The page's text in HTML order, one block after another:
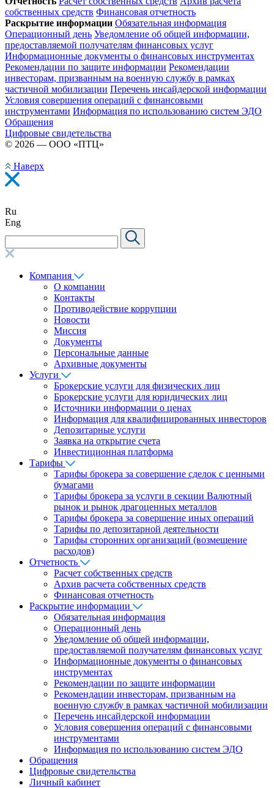
собственных средств Финансовая отчетность
Раскрытие информации Обязательная информация
Операционный день Уведомление об общей информации,
предоставляемой получателям финансовых услуг
Информационные документы о финансовых инструментах
Рекомендации по защите информации Рекомендации
инвесторам, призванным на военную службу в рамках
частичной мобилизации Перечень инсайдерской информации
Условия совершения операций с финансовыми
инструментами Информация по использованию систем ЭДО
Обращения
Цифровые свидетельства
© 2026 — ООО «ПТЦ»
Наверх
Ru
Eng
Компания
О компании
Контакты
Противодействие коррупции
Новости
Миссия
Документы
Персональные данные
Архивные документы
Услуги
Брокерские услуги для физических лиц
Брокерские услуги для юридических лиц
Источники информации о ценах
Информация для квалифицированных инвесторов
Депозитарные услуги
Заявка на открытие счета
Инвестиционная платформа
Тарифы
Тарифы брокера за совершение сделок с ценными
бумагами
Тарифы брокера за услуги в секции Валютный
рынок и рынок драгоценных металлов
Тарифы брокера за совершение иных операций
Тарифы по депозитарной деятельности
Тарифы сторонних организаций (возмещение
расходов)
Отчетность
Расчет собственных средств
Архив расчета собственных средств
Финансовая отчетность
Раскрытие информации
Обязательная информация
Операционный день
Уведомление об общей информации,
предоставляемой получателям финансовых услуг
Информационные документы о финансовых
инструментах
Рекомендации по защите информации
Рекомендации инвесторам, призванным на
военную службу в рамках частичной мобилизации
Перечень инсайдерской информации
Условия совершения операций с финансовыми
инструментами
Информация по использованию систем ЭДО
Обращения
Цифровые свидетельства
Личный кабинет